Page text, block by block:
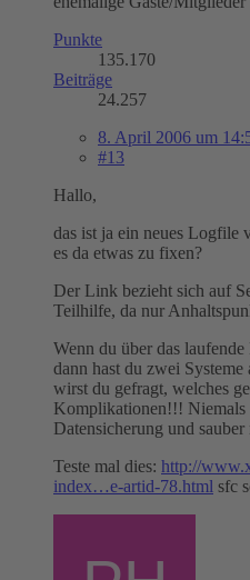
Punkte
135.170
Beiträge
24.257
8. April 2006 um
#13
Hallo,
das ist ja ein neues Logfile
es da etwas zu fixen?
Der Link bezieht sich auf
Teilhilfe, da nur
Wenn du über das
dann hast du zwei
wirst du gefragt, welches
Komplikationen!!! Niemals
Datensicherung und sauber
Teste mal dies: http://
index…e-artid-78.html sfc